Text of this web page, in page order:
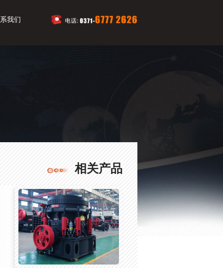
我们
相关产品